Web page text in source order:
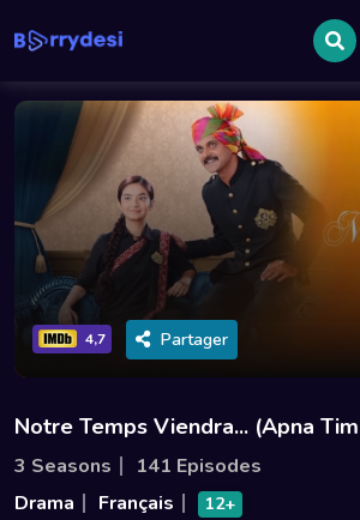
4,7 Partager
Notre Temps Viendra... (Apna
3 Seasons
141 Episodes
Drama
Français 12+